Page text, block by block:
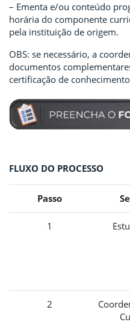
– Ementa e/ou conteúdo
horária do componente
pela instituição de origem.
OBS: se necessário, a
documentos
certificação de
FLUXO DO PROCESSO
Passo
1
2